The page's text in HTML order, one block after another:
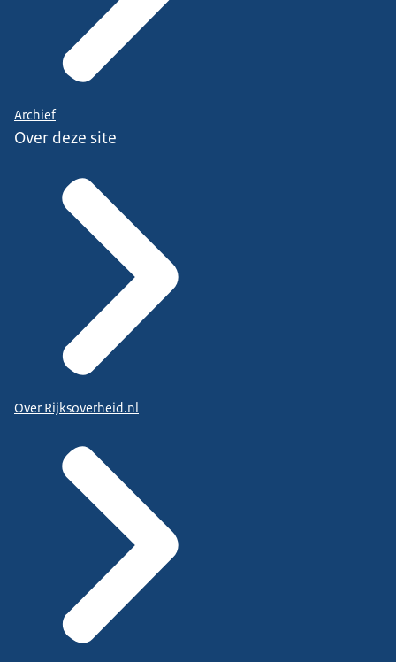
Archief
Over deze site
Over Rijksoverheid.nl